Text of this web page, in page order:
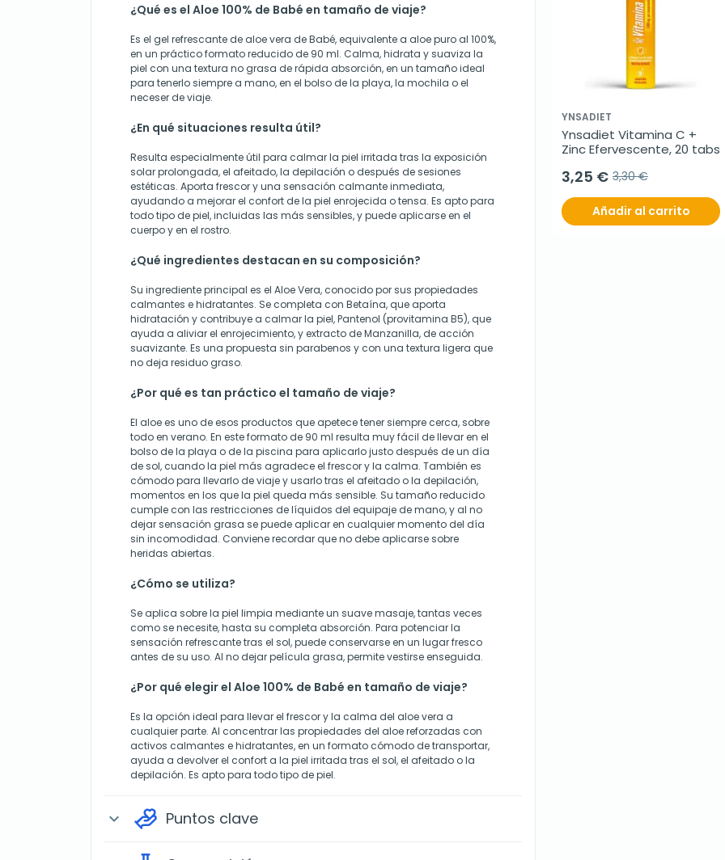
¿Qué es el Aloe 100% de Babé en tamaño de viaje?
Es el gel refrescante de aloe vera de Babé, equivalente a aloe puro al 100%,
en un práctico formato reducido de 90 ml. Calma, hidrata y suaviza la
piel con una textura no grasa de rápida absorción, en un tamaño ideal
para tenerlo siempre a mano, en el bolso de la playa, la mochila o el
neceser de viaje.
¿En qué situaciones resulta útil?
Resulta especialmente útil para calmar la piel irritada tras la exposición
solar prolongada, el afeitado, la depilación o después de sesiones
estéticas. Aporta frescor y una sensación calmante inmediata,
ayudando a mejorar el confort de la piel enrojecida o tensa. Es apto para
todo tipo de piel, incluidas las más sensibles, y puede aplicarse en el
cuerpo y en el rostro.
¿Qué ingredientes destacan en su composición?
Su ingrediente principal es el Aloe Vera, conocido por sus propiedades
calmantes e hidratantes. Se completa con Betaína, que aporta
hidratación y contribuye a calmar la piel, Pantenol (provitamina B5), que
ayuda a aliviar el enrojecimiento, y extracto de Manzanilla, de acción
suavizante. Es una propuesta sin parabenos y con una textura ligera que
no deja residuo graso.
¿Por qué es tan práctico el tamaño de viaje?
El aloe es uno de esos productos que apetece tener siempre cerca, sobre
todo en verano. En este formato de 90 ml resulta muy fácil de llevar en el
bolso de la playa o de la piscina para aplicarlo justo después de un día
de sol, cuando la piel más agradece el frescor y la calma. También es
cómodo para llevarlo de viaje y usarlo tras el afeitado o la depilación,
momentos en los que la piel queda más sensible. Su tamaño reducido
cumple con las restricciones de líquidos del equipaje de mano, y al no
dejar sensación grasa se puede aplicar en cualquier momento del día
sin incomodidad. Conviene recordar que no debe aplicarse sobre
heridas abiertas.
¿Cómo se utiliza?
Se aplica sobre la piel limpia mediante un suave masaje, tantas veces
como se necesite, hasta su completa absorción. Para potenciar la
sensación refrescante tras el sol, puede conservarse en un lugar fresco
antes de su uso. Al no dejar película grasa, permite vestirse enseguida.
¿Por qué elegir el Aloe 100% de Babé en tamaño de viaje?
Es la opción ideal para llevar el frescor y la calma del aloe vera a
cualquier parte. Al concentrar las propiedades del aloe reforzadas con
activos calmantes e hidratantes, en un formato cómodo de transportar,
ayuda a devolver el confort a la piel irritada tras el sol, el afeitado o la
depilación. Es apto para todo tipo de piel.
expand_more Puntos clave
YNSADIET
Ynsadiet Vitamina C +
Zinc Efervescente, 20 tabs
3,25 € 3,30 €
Añadir al carrito